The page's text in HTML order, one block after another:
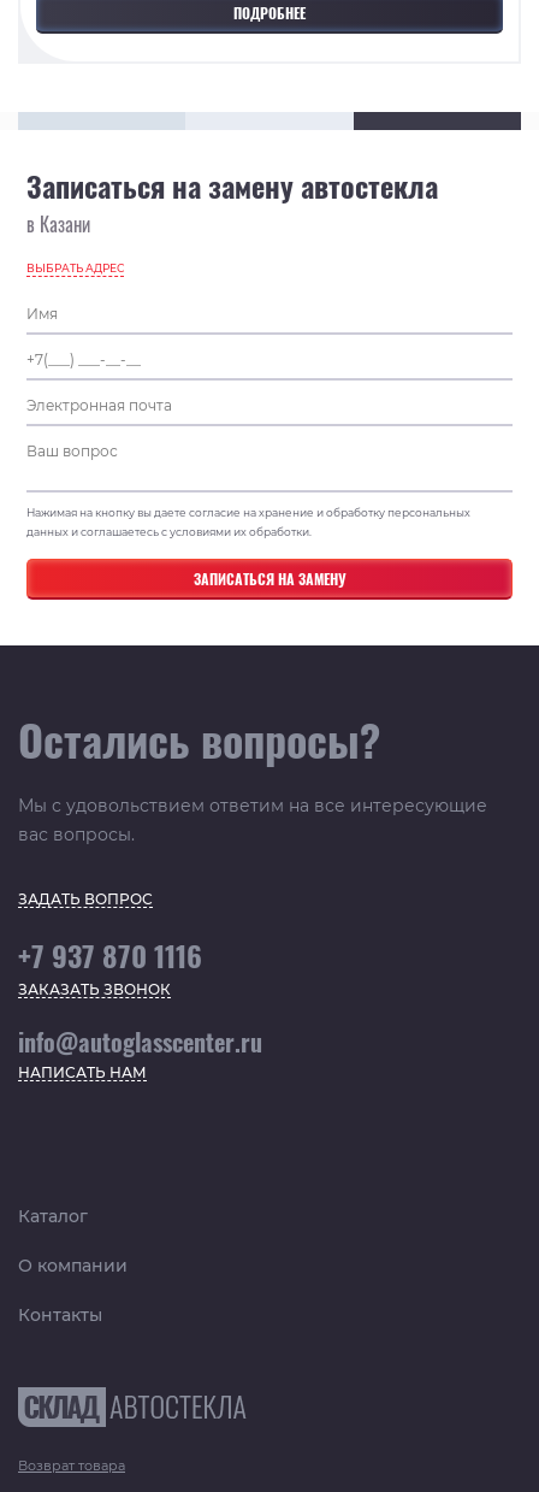
ПОДРОБНЕЕ
Записаться на замену автостекла
в Казани
ВЫБРАТЬ АДРЕС
Нажимая на кнопку вы даете согласие на хранение и обработку персональных
данных и соглашаетесь с условиями их обработки.
Остались вопросы?
Мы с удовольствием ответим на все интересующие
вас вопросы.
ЗАДАТЬ ВОПРОС
+7 937 870 1116
ЗАКАЗАТЬ ЗВОНОК
info@autoglasscenter.ru
НАПИСАТЬ НАМ
Каталог
О компании
Контакты
Возврат товара